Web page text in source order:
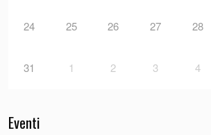
24 25 26 27 28
31 1 2 3 4
Eventi